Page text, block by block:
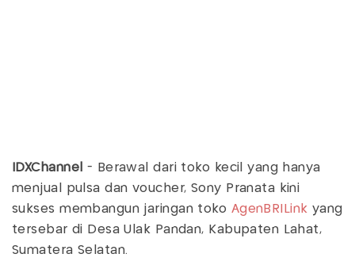
IDXChannel
- Berawal dari toko kecil yang hanya
menjual pulsa dan voucher, Sony Pranata kini
sukses membangun jaringan toko AgenBRILink yang
tersebar di Desa Ulak Pandan, Kabupaten Lahat,
Sumatera Selatan.